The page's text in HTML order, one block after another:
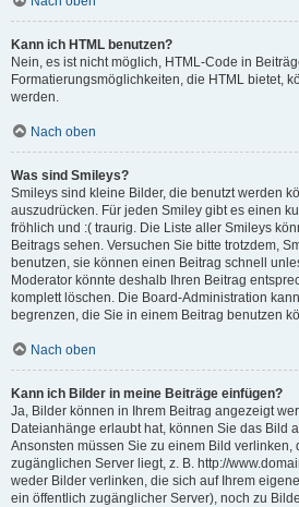
Kann ich HTML benutzen?
Nein, es ist nicht möglich, HTML-Code in
Formatierungsmöglichkeiten, die HTML bietet,
werden.
Nach oben
Was sind Smileys?
Smileys sind kleine Bilder, die benutzt werden
auszudrücken. Für jeden Smiley gibt es einen
fröhlich und :( traurig. Die Liste aller Smileys
Beitrags sehen. Versuchen Sie bitte trotzdem,
benutzen, sie können einen Beitrag schnell
Moderator könnte deshalb Ihren Beitrag
komplett löschen. Die Board-Administration
begrenzen, die Sie in einem Beitrag benutzen
Nach oben
Kann ich Bilder in meine Beiträge einfügen?
Ja, Bilder können in Ihrem Beitrag angezeigt
Dateianhänge erlaubt hat, können Sie das Bild
Ansonsten müssen Sie zu einem Bild verlinken,
zugänglichen Server liegt, z. B. http://
weder Bilder verlinken, die sich auf Ihrem
ein öffentlich zugänglicher Server), noch zu